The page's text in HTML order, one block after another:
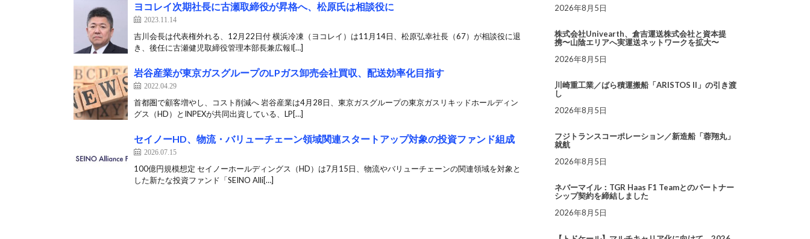
ヨコレイ次期社長に古瀬取締役が昇格へ、松原氏は相談役に
2023.11.14
吉川会長は代表権外れる、12月22日付 横浜冷凍（ヨコレイ）は11月14日、松原弘幸社長（67）が相談役に退
き、後任に古瀬健児取締役管理本部長兼広報I[…]
岩谷産業が東京ガスグループのLPガス卸売会社買収、配送効率化目指す
2022.04.29
首都圏で顧客増やし、コスト削減へ 岩谷産業は4月28日、東京ガスグループの東京ガスリキッドホールディン
グス（HD）とINPEXが共同出資している、LP[…]
セイノーHD、物流・バリューチェーン領域関連スタートアップ対象の投資ファンド組成
2026.07.15
100億円規模想定 セイノーホールディングス（HD）は7月15日、物流やバリューチェーンの関連領域を対象と
した新たな投資ファンド「SEINO Alli[…]
2026年8月5日
株式会社Univearth、倉吉運送株式会社と資本提
携〜山陰エリアへ実運送ネットワークを拡大〜
2026年8月5日
川崎重工業／ばら積運搬船「ARISTOS II」の引き渡
し
2026年8月5日
フジトランスコーポレーション／新造船「蓉翔丸」
就航
2026年8月5日
ネバーマイル：TGR Haas F1 Teamとのパートナー
シップ契約を締結しました
2026年8月5日